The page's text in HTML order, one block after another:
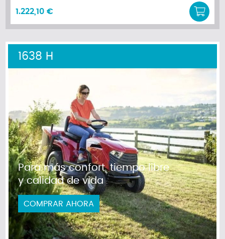
1.222,10 €
1638 H
Para más confort, tiempo libre
y calidad de vida
COMPRAR AHORA